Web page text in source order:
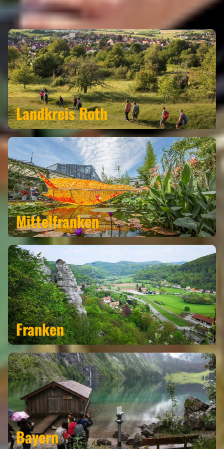
ROHR GEHÖRT ZU DEN REGIONEN
Landkreis Roth
Mittelfranken
Franken
Bayern